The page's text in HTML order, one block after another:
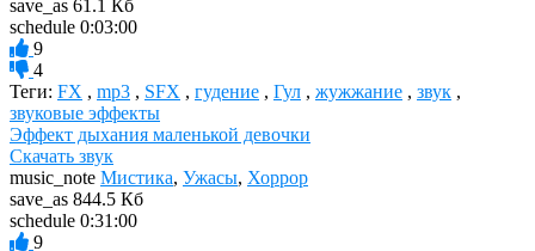
save_as 61.1 Кб
schedule 0:03:00
9
4
Теги: FX , mp3 , SFX , гудение , Гул , жужжание , звук ,
звуковые эффекты
Эффект дыхания маленькой девочки
Скачать звук
music_note Мистика, Ужасы, Хоррор
save_as 844.5 Кб
schedule 0:31:00
9